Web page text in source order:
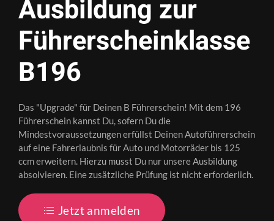
Ausbildung zur
Führer­schein­klasse
B196
Das "Upgrade" für Deinen B Führerschein! Mit dem 196
Führerschein kannst Du, sofern Du die
Mindestvoraussetzungen erfüllst Deinen Autoführerschein
auf eine Fahrerlaubnis für Auto und Motorräder bis 125
ccm erweitern. Hierzu musst Du nur unsere Ausbildung
absolvieren. Eine zusätzliche Prüfung ist nicht erforderlich.
Jetzt anmelden